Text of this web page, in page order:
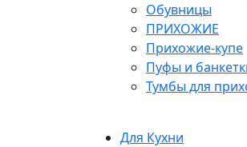
Обувницы
ПРИХОЖИЕ
Прихожие-купе
Пуфы и
Тумбы для
Для Кухни